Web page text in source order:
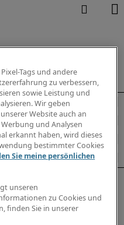
Tags und andere
zu verbessern,
sowie Leistung und
Wir geben
Website auch an
und Analysen
erkannt haben, wird dieses
bestimmter Cookies
Sie meine persönlichen
unseren
zu Cookies und
finden Sie in unserer